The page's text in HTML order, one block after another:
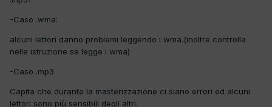
-Caso .wma:
alcuni lettori danno problemi leggendo i wma.(inoltre controlla
nelle istruzione se legge i wma)
-Caso .mp3
Capita che durante la masterizzazione ci siano errori ed alcuni
lettori sono più sensibili degli altri.